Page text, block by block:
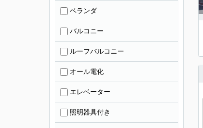
ベランダ
バルコニー
ルーフバルコニー
オール電化
エレベーター
照明器具付き